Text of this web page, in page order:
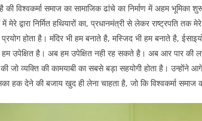
की विश्वकर्मा समाज का सामाजिक ढांचे का निर्माण में अहम
मेरे द्वारा निर्मित हथियारों का, प्रधानमंत्री से लेकर राष्ट्रपति
प्रयोग होता है। मंदिर भी हम बनाते है, मस्जिद भी हम बनाते है,
उपेक्षित है। अब हम उपेक्षित नही रह सकते है। अब आर पार की
व्यक्ति की कामयाबी का सबसे बड़ा सहयोगी होता है। उन्होंने
हक देने की बजाय खुद ही लेना चाहता है, जो कि विश्वकर्मा समाज